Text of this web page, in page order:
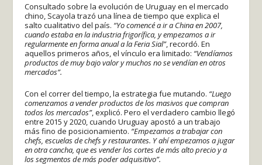
Consultado sobre la evolución de Uruguay en el mercado
chino, Scayola trazó una línea de tiempo que explica el
salto cualitativo del país. “Yo comencé a ir a China en 2007,
cuando estaba en la industria frigorífica, y empezamos a ir
regularmente en forma anual a la Feria Sial”, recordó. En
aquellos primeros años, el vínculo era limitado: “Vendíamos
productos de muy bajo valor y muchos no se vendían en otros
mercados”.
Con el correr del tiempo, la estrategia fue mutando. “Luego
comenzamos a vender productos de los masivos que compran
todos los mercados”, explicó. Pero el verdadero cambio llegó
entre 2015 y 2020, cuando Uruguay apostó a un trabajo
más fino de posicionamiento. “Empezamos a trabajar con
chefs, escuelas de chefs y restaurantes. Y ahí empezamos a jugar
en otra cancha, que es vender los cortes de más alto precio y a
los segmentos de más poder adquisitivo”.